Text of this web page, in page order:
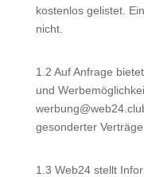
kostenlos gelistet.
nicht.
1.2 Auf Anfrage
und
gesonderter Verträge.
1.3 Web24 stellt